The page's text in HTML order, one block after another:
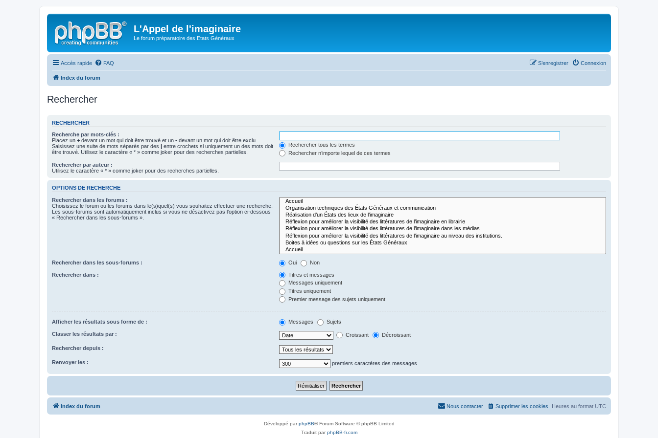
L'Appel de l'imaginaire
Le forum préparatoire des Etats Généraux
Accès rapide FAQ Connexion
S’enregistrer
Index du forum
Rechercher
RECHERCHER
Recherche par mots-clés :
Placez un + devant un mot qui doit être trouvé et un - devant un mot qui doit être exclu.
Saisissez une suite de mots séparés par des | entre crochets si uniquement un des mots doit
être trouvé. Utilisez le caractère « * » comme joker pour des recherches partielles.
Rechercher tous les termes
Rechercher n’importe lequel de ces termes
Rechercher par auteur :
Utilisez le caractère « * » comme joker pour des recherches partielles.
OPTIONS DE RECHERCHE
Rechercher dans les forums :
Choisissez le forum ou les forums dans le(s)quel(s) vous souhaitez effectuer une recherche.
Les sous-forums sont automatiquement inclus si vous ne désactivez pas l’option ci-dessous
« Rechercher dans les sous-forums ».
Rechercher dans les sous-forums : Oui Non
Rechercher dans :
Titres et messages
Messages uniquement
Titres uniquement
Premier message des sujets uniquement
Afficher les résultats sous forme de : Messages Sujets
Classer les résultats par : Croissant Décroissant
Rechercher depuis :
Renvoyer les : premiers caractères des messages
Index du forum Heures au format UTC
Supprimer les cookies
Nous contacter
Développé parphpBB® Forum Software © phpBB Limited
Traduit parphpBB-fr.com